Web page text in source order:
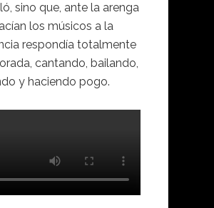
sino que, ante la arenga
los músicos a la
respondía totalmente
cantando, bailando,
y haciendo pogo.